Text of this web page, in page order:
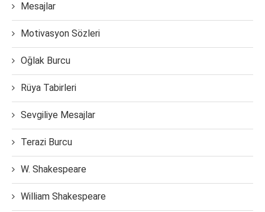
Mesajlar
Motivasyon Sözleri
Oğlak Burcu
Rüya Tabirleri
Sevgiliye Mesajlar
Terazi Burcu
W. Shakespeare
William Shakespeare